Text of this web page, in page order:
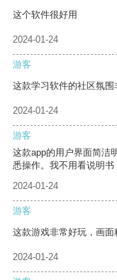
这个软件很好用
2024-01-24
游客
这款学习软件的社区氛围
2024-01-24
游客
这款app的用户界面简洁
悉操作。我不用看说明书
2024-01-24
游客
这款游戏非常好玩，画面
2024-01-24